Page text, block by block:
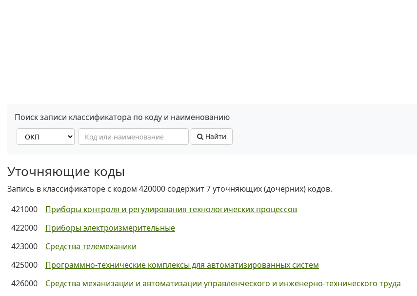
Поиск записи классификатора по коду и наименованию
Найти
Уточняющие коды
Запись в классификаторе с кодом 420000 содержит 7 уточняющих (дочерних) кодов.
421000
Приборы контроля и регулирования технологических процессов
422000
Приборы электроизмерительные
423000
Средства телемеханики
425000
Программно-технические комплексы для автоматизированных систем
426000
Средства механизации и автоматизации управленческого и инженерно-технического труда